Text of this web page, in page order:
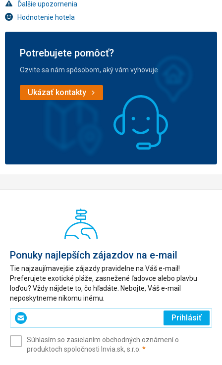
Ďalšie upozornenia
Hodnotenie hotela
Potrebujete pomôcť?
Ozvite sa nám spôsobom, aký vám vyhovuje
Ukázať kontakty
Ponuky najlepších zájazdov na e-mail
Tie najzaujímavejšie zájazdy pravidelne na Váš e-mail!
Preferujete exotické pláže, zasnežené ľadovce alebo plavbu
loďou? Vždy nájdete to, čo hľadáte. Nebojte, Váš e-mail
neposkytneme nikomu inému.
Zadajte
svoj
(povinné)
Prihlásiť
Súhlasím so zasielaním obchodných oznámení o
produktoch spoločnosti Invia.sk, s.r.o. *(povinné)